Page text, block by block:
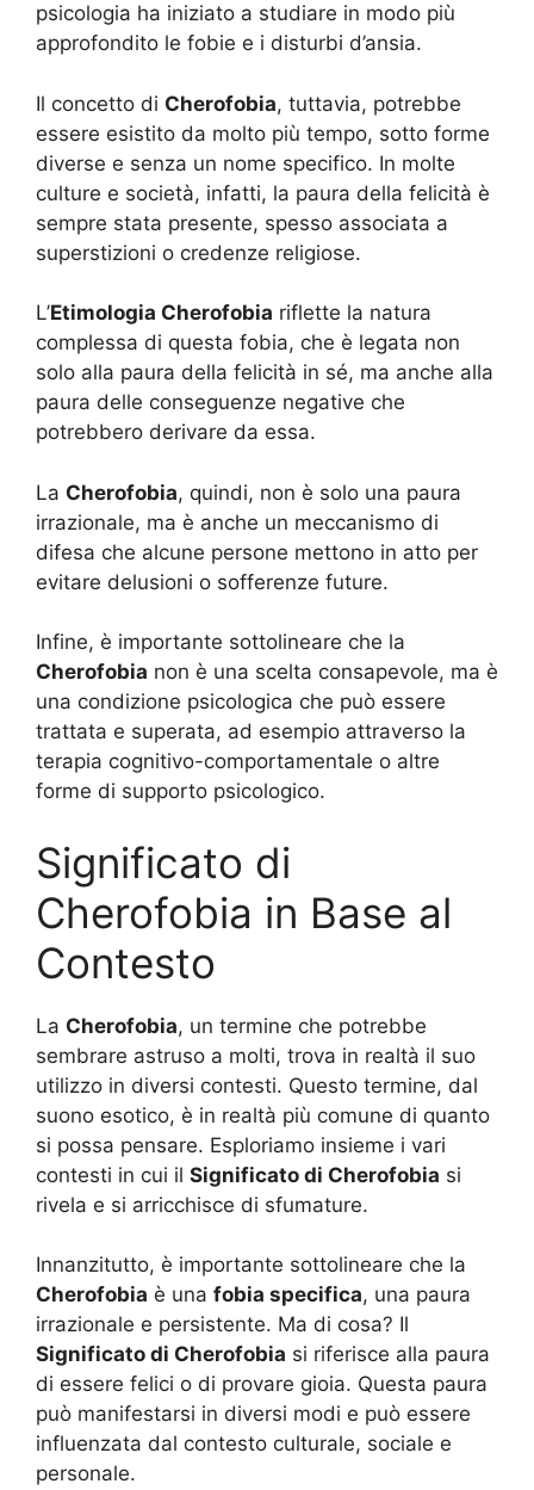
psicologia ha iniziato a studiare in modo più
approfondito le fobie e i disturbi d’ansia.
Il concetto di Cherofobia, tuttavia, potrebbe
essere esistito da molto più tempo, sotto forme
diverse e senza un nome specifico. In molte
culture e società, infatti, la paura della felicità è
sempre stata presente, spesso associata a
superstizioni o credenze religiose.
L’Etimologia Cherofobia riflette la natura
complessa di questa fobia, che è legata non
solo alla paura della felicità in sé, ma anche alla
paura delle conseguenze negative che
potrebbero derivare da essa.
La Cherofobia, quindi, non è solo una paura
irrazionale, ma è anche un meccanismo di
difesa che alcune persone mettono in atto per
evitare delusioni o sofferenze future.
Infine, è importante sottolineare che la
Cherofobia non è una scelta consapevole, ma è
una condizione psicologica che può essere
trattata e superata, ad esempio attraverso la
terapia cognitivo-comportamentale o altre
forme di supporto psicologico.
Significato di
Cherofobia in Base al
Contesto
La Cherofobia, un termine che potrebbe
sembrare astruso a molti, trova in realtà il suo
utilizzo in diversi contesti. Questo termine, dal
suono esotico, è in realtà più comune di quanto
si possa pensare. Esploriamo insieme i vari
contesti in cui il Significato di Cherofobia si
rivela e si arricchisce di sfumature.
Innanzitutto, è importante sottolineare che la
Cherofobia è una fobia specifica, una paura
irrazionale e persistente. Ma di cosa? Il
Significato di Cherofobia si riferisce alla paura
di essere felici o di provare gioia. Questa paura
può manifestarsi in diversi modi e può essere
influenzata dal contesto culturale, sociale e
personale.